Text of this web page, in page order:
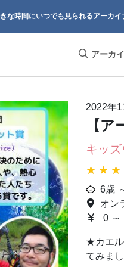
な時間にいつでも見られるアーカイ
アーカ
2022年
【
キッ
6歳
オン
0 ～
★カエ
てみま